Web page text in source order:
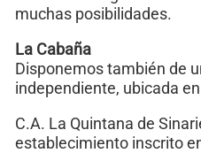
muchas posibilidades.
La Cabaña
Disponemos también de
independiente, ubicada
C.A. La Quintana de
establecimiento inscrito